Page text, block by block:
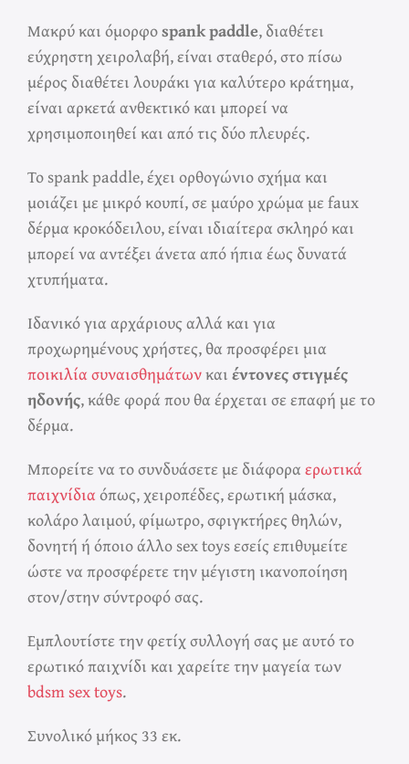
Μακρύ και όμορφοspank paddle, διαθέτει
εύχρηστη χειρολαβή, είναι σταθερό, στο πίσω
μέρος διαθέτει λουράκι για καλύτερο κράτημα,
είναι αρκετά ανθεκτικό και μπορεί να
χρησιμοποιηθεί και από τις δύο πλευρές.
Το spank paddle, έχει ορθογώνιο σχήμα και
μοιάζει με μικρό κουπί, σε μαύρο χρώμα με faux
δέρμα κροκόδειλου, είναι ιδιαίτερα σκληρό και
μπορεί να αντέξει άνετα από ήπια έως δυνατά
χτυπήματα.
Ιδανικό για αρχάριους αλλά και για
προχωρημένους χρήστες, θα προσφέρει μια
ποικιλία συναισθημάτωνκαιέντονες στιγμές
ηδονής, κάθε φορά που θα έρχεται σε επαφή με το
δέρμα.
Μπορείτε να το συνδυάσετε με διάφοραερωτικά
παιχνίδιαόπως, χειροπέδες, ερωτική μάσκα,
κολάρο λαιμού, φίμωτρο, σφιγκτήρες θηλών,
δονητή ή όποιο άλλο sex toys εσείς επιθυμείτε
ώστε να προσφέρετε την μέγιστη ικανοποίηση
στον/στην σύντροφό σας.
Εμπλουτίστε την φετίχ συλλογή σας με αυτό το
ερωτικό παιχνίδι και χαρείτε την μαγεία των
bdsm sex toys.
Συνολικό μήκος 33 εκ.